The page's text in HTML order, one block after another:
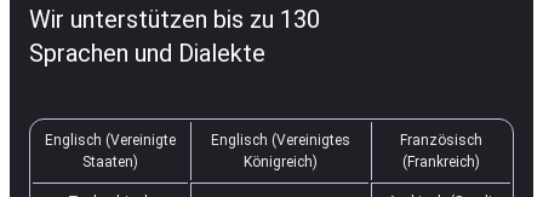
Wir unterstützen bis zu 130
Sprachen und Dialekte
Englisch (Vereinigte
Staaten)
Englisch (Vereinigtes
Königreich)
Französisch
(Frankreich)